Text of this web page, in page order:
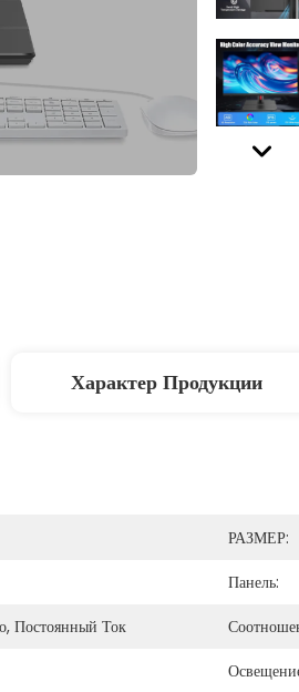
Характер Продукции
РАЗМЕР:
Панель:
Постоянный Ток